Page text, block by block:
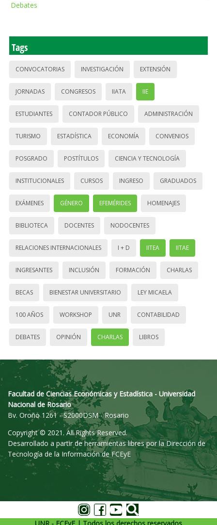
Debates
Tags
CONVOCATORIAS INVESTIGACIÓN EXTENSIÓN
JORNADAS CONGRESOS IIATA IIE
ESTUDIANTES CONTADOR PÚBLICO ADMINISTRACIÓN
TURISMO ESTADÍSTICA ECONOMÍA CONVENIOS
POSGRADO POSTÍTULOS CIENCIA Y TECNOLOGÍA
INSTITUCIONALES CURSOS INGRESO GRADUADOS
EXÁMENES GÉNERO EFEMÉRIDES HOMENAJES
BIBLIOTECA DOCENTES NODOCENTES
RELACIONES INTERNACIONALES I + D IITEA IITAE
INGRESANTES INCLUSIÓN FORMACIÓN CHARLAS
BECAS BIENESTAR UNIVERSITARIO LEY MICAELA
100 AÑOS WORKSHOP UNR CONTABILIDAD
DEBATES OPINIÓN CHARLAS LIBROS
Facultad de Ciencias Económicas y Estadística - Universidad
Nacional de Rosario
Bv. Oroño 1261 - S2000DSM - Rosario
Copyright © 2021. All Rights Reserved.
Desarrollado a partir de herramientas libres por la Dirección de
Tecnología de la Información de FCEyE